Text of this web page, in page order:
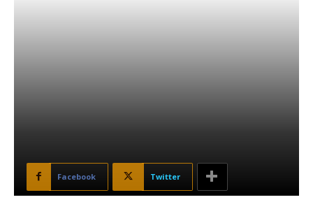
Facebook Twitter